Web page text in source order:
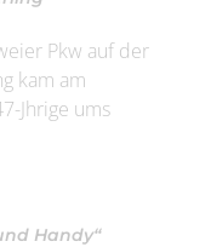
Pkw auf der
kam am
Jhrige ums
Handy“